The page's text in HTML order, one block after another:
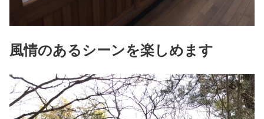
風情のあるシーンを楽しめます